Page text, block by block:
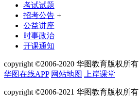
考试试题
招考公告 +
公益讲座
时事政治
开课通知
copyright ©2006-2020 华图教育版权所有
华图在线APP 网站地图 上岸课堂
copyright ©2006-2021 华图教育版权所有